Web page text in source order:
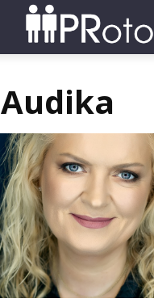
Audika